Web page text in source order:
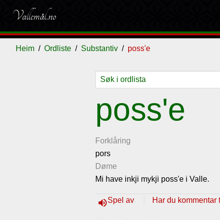
Vallemål.no
Heim Ordliste Substantiv poss'e
poss'e
Forklåring
pors
Døme
Mi have inkji mykji poss'e i Valle.
volume_upSpel av Har du kommentar